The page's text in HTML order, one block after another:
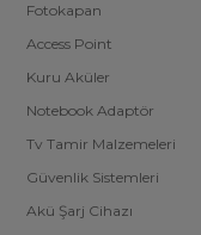
Fotokapan
Access Point
Kuru Aküler
Notebook Adaptör
Tv Tamir Malzemeleri
Güvenlik Sistemleri
Akü Şarj Cihazı